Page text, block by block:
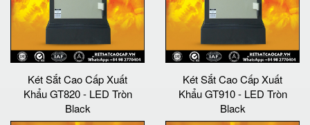
Két Sắt Cao Cấp Xuất
Khẩu GT820 - LED Tròn
Black
Két Sắt Cao Cấp Xuất
Khẩu GT910 - LED Tròn
Black